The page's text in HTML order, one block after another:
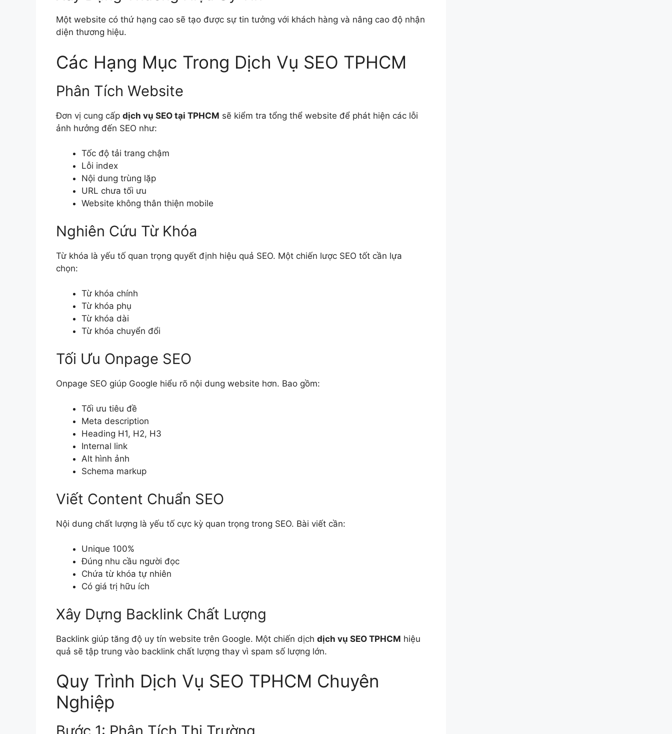
Một website có thứ hạng cao sẽ tạo được sự tin tưởng với khách hàng và nâng cao độ nhận
diện thương hiệu.
Các Hạng Mục Trong Dịch Vụ SEO TPHCM
Phân Tích Website
Đơn vị cung cấp dịch vụ SEO tại TPHCM sẽ kiểm tra tổng thể website để phát hiện các lỗi
ảnh hưởng đến SEO như:
Tốc độ tải trang chậm
Lỗi index
Nội dung trùng lặp
URL chưa tối ưu
Website không thân thiện mobile
Nghiên Cứu Từ Khóa
Từ khóa là yếu tố quan trọng quyết định hiệu quả SEO. Một chiến lược SEO tốt cần lựa
chọn:
Từ khóa chính
Từ khóa phụ
Từ khóa dài
Từ khóa chuyển đổi
Tối Ưu Onpage SEO
Onpage SEO giúp Google hiểu rõ nội dung website hơn. Bao gồm:
Tối ưu tiêu đề
Meta description
Heading H1, H2, H3
Internal link
Alt hình ảnh
Schema markup
Viết Content Chuẩn SEO
Nội dung chất lượng là yếu tố cực kỳ quan trọng trong SEO. Bài viết cần:
Unique 100%
Đúng nhu cầu người đọc
Chứa từ khóa tự nhiên
Có giá trị hữu ích
Xây Dựng Backlink Chất Lượng
Backlink giúp tăng độ uy tín website trên Google. Một chiến dịch dịch vụ SEO TPHCM hiệu
quả sẽ tập trung vào backlink chất lượng thay vì spam số lượng lớn.
Quy Trình Dịch Vụ SEO TPHCM Chuyên
Nghiệp